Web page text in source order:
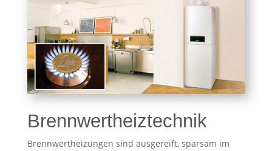
Brennwertheiztechnik
Brennwertheizungen sind ausgereift, sparsam im